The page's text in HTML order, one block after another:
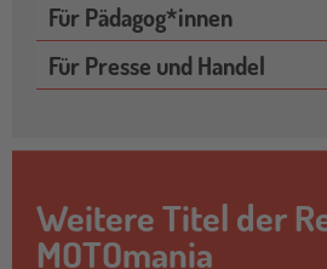
Für Pädagog*innen
Für Presse und Handel
Weitere Titel der
MOTOmania